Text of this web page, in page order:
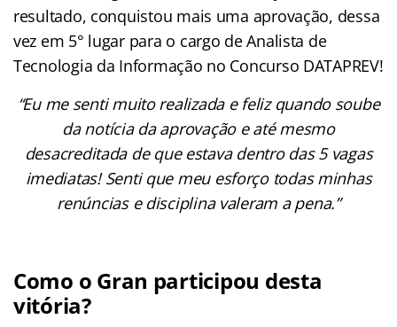
resultado, conquistou mais uma aprovação, dessa
vez em 5° lugar para o cargo de Analista de
Tecnologia da Informação no Concurso DATAPREV!
“Eu me senti muito realizada e feliz quando soube
da notícia da aprovação e até mesmo
desacreditada de que estava dentro das 5 vagas
imediatas! Senti que meu esforço todas minhas
renúncias e disciplina valeram a pena.”
Como o Gran participou desta
vitória?